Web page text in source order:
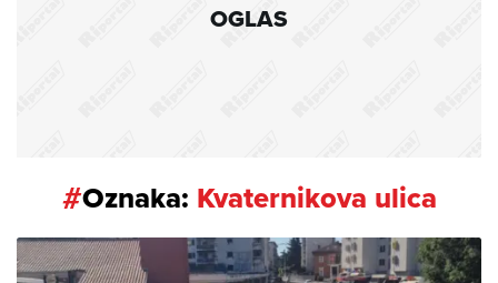
OGLAS
#Oznaka: Kvaternikova ulica